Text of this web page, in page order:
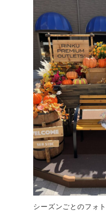
シーズンごとのフォ